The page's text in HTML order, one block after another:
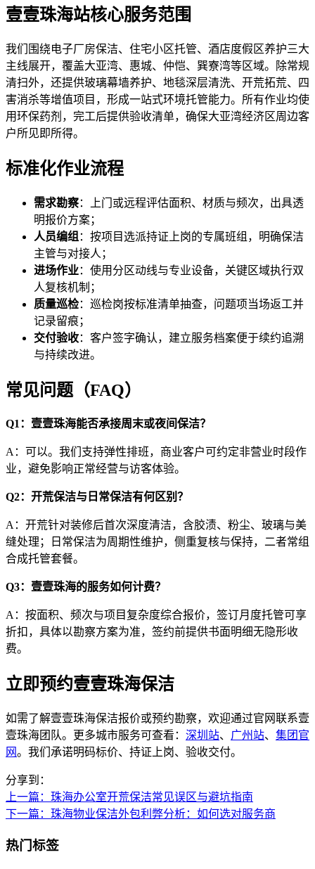
壹壹珠海站核心服务范围
我们围绕电子厂房保洁、住宅小区托管、酒店度假区养护三大
主线展开，覆盖大亚湾、惠城、仲恺、巽寮湾等区域。除常规
清扫外，还提供玻璃幕墙养护、地毯深层清洗、开荒拓荒、四
害消杀等增值项目，形成一站式环境托管能力。所有作业均使
用环保药剂，完工后提供验收清单，确保大亚湾经济区周边客
户所见即所得。
标准化作业流程
需求勘察：上门或远程评估面积、材质与频次，出具透
明报价方案；
人员编组 ：按项目选派持证上岗的专属班组，明确保洁
主管与对接人；
进场作业：使用分区动线与专业设备，关键区域执行双
人复核机制；
质量巡检：巡检岗按标准清单抽查，问题项当场返工并
记录留痕；
交付验收：客户签字确认，建立服务档案便于续约追溯
与持续改进。
常见问题（FAQ）
Q1：壹壹珠海能否承接周末或夜间保洁？
A：可以。我们支持弹性排班，商业客户可约定非营业时段作
业，避免影响正常经营与访客体验。
Q2：开荒保洁与日常保洁有何区别？
A：开荒针对装修后首次深度清洁，含胶渍、粉尘、玻璃与美
缝处理；日常保洁为周期性维护，侧重复核与保持，二者常组
合成托管套餐。
Q3：壹壹珠海的服务如何计费？
A：按面积、频次与项目复杂度综合报价，签订月度托管可享
折扣，具体以勘察方案为准，签约前提供书面明细无隐形收
费。
立即预约壹壹珠海保洁
如需了解壹壹珠海保洁报价或预约勘察，欢迎通过官网联系壹
壹珠海团队。更多城市服务可查看： 深圳站、 广州站、 集团官
网。我们承诺明码标价、持证上岗、验收交付。
分享到：
上一篇 ：珠海办公室开荒保洁常见误区与避坑指南
下一篇 ：珠海物业保洁外包利弊分析：如何选对服务商
热门标签